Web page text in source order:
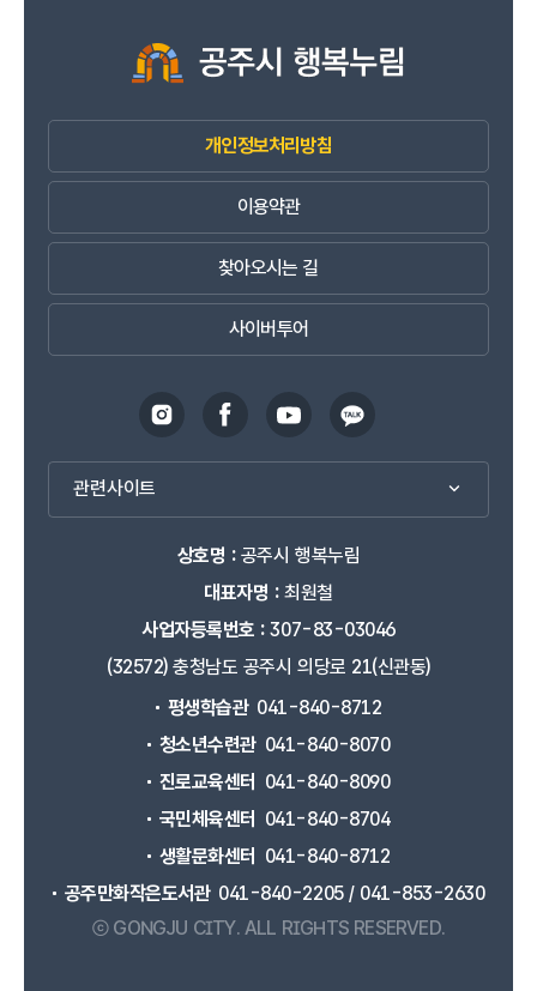
개인정보처리방침
이용약관
찾아오시는 길
사이버투어
관련사이트
상호명 :공주시 행복누림
대표자명 :최원철
사업자등록번호 :307-83-03046
(32572) 충청남도 공주시 의당로 21(신관동)
평생학습관 041-840-8712
청소년수련관 041-840-8070
진로교육센터
041-840-8090
국민체육센터
041-840-8704
생활문화센터
041-840-8712
공주만화작은도서관 041-840-2205 / 041-853-2630
ⓒ GONGJU CITY. ALL RIGHTS RESERVED.